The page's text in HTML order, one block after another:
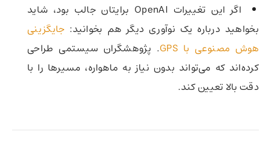
اگر این تغییرات OpenAI برایتان جالب بود، شاید
بخواهید درباره یک نوآوری دیگر هم بخوانید: جایگزینی
هوش مصنوعی با GPS
. پژوهشگران سیستمی طراحی
کرده‌اند که می‌تواند بدون نیاز به ماهواره، مسیرها را با
دقت بالا تعیین کند.